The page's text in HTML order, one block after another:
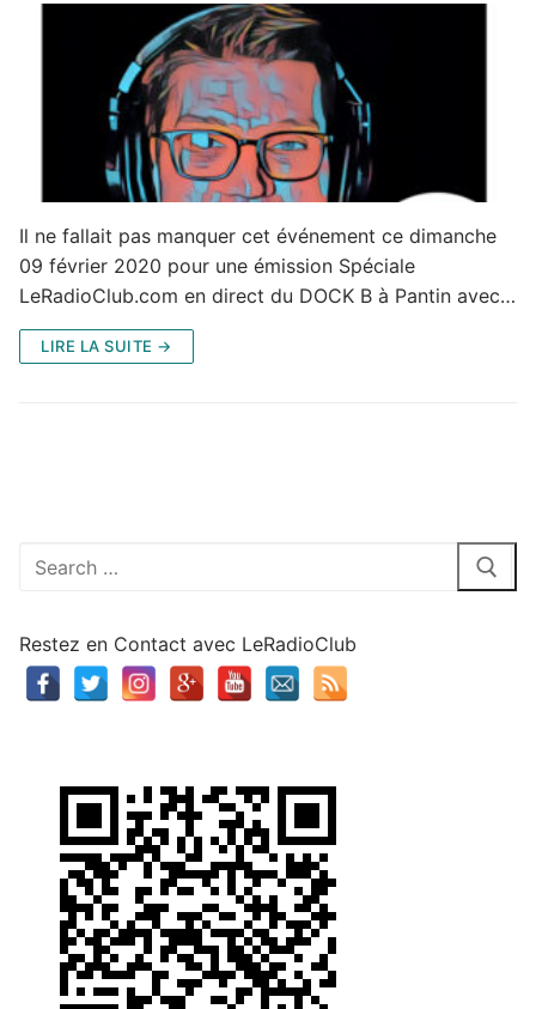
Il ne fallait pas manquer cet événement ce dimanche
09 février 2020 pour une émission Spéciale
LeRadioClub.com en direct du DOCK B à Pantin avec…
LIRE LA SUITE →
Rechercher
Restez en Contact avec LeRadioClub